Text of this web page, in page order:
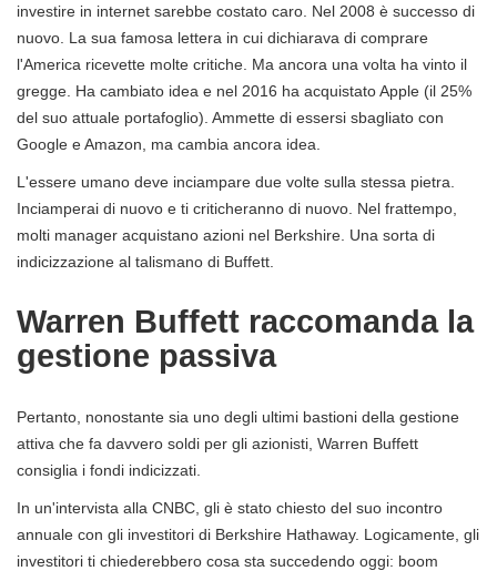
investire in internet sarebbe costato caro. Nel 2008 è successo di
nuovo. La sua famosa lettera in cui dichiarava di comprare
l'America ricevette molte critiche. Ma ancora una volta ha vinto il
gregge. Ha cambiato idea e nel 2016 ha acquistato Apple (il 25%
del suo attuale portafoglio). Ammette di essersi sbagliato con
Google e Amazon, ma cambia ancora idea.
L'essere umano deve inciampare due volte sulla stessa pietra.
Inciamperai di nuovo e ti criticheranno di nuovo. Nel frattempo,
molti manager acquistano azioni nel Berkshire. Una sorta di
indicizzazione al talismano di Buffett.
Warren Buffett raccomanda la
gestione passiva
Pertanto, nonostante sia uno degli ultimi bastioni della gestione
attiva che fa davvero soldi per gli azionisti, Warren Buffett
consiglia i fondi indicizzati.
In un'intervista alla CNBC, gli è stato chiesto del suo incontro
annuale con gli investitori di Berkshire Hathaway. Logicamente, gli
investitori ti chiederebbero cosa sta succedendo oggi: boom